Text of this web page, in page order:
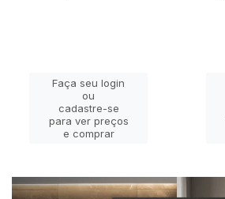
Faça seu login
ou
cadastre-se
para ver preços
e comprar